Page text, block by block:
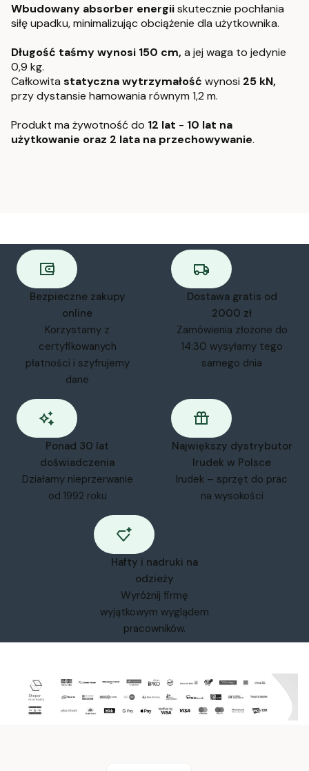
Wbudowany absorber energiiskutecznie pochłania
siłę upadku, minimalizując obciążenie dla użytkownika.
Długość taśmy wynosi 150 cm,a jej waga to jedynie
0,9 kg.
Całkowita statyczna wytrzymałość wynosi 25 kN,
przy dystansie hamowania równym 1,2 m.
Produkt ma żywotność do 12 lat - 10 lat na
użytkowanie oraz 2 lata na przechowywanie.
Bezpieczne zakupy
online
Korzystamy z
certyfikowanych
płatności i szyfrujemy
dane
Dostawa gratis od
2000 zł
Zamówienia złożone do
14:30 wysyłamy tego
samego dnia
Ponad 30 lat
doświadczenia
Działamy nieprzerwanie
od 1992 roku
Największy dystrybutor
Irudek w Polsce
Irudek – sprzęt do prac
na wysokości
Hafty i nadruki na
odzieży
Wyróżnij firmę
wyjątkowym wyglądem
pracowników.